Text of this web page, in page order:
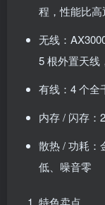
程，性能比
无线：
5 根外置天线
有线：4 个全
内存 / 闪存：
散热 / 功耗：
低、噪音零
特色卖点